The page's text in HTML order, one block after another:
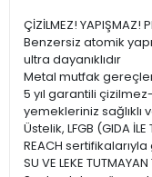
ÇİZİLMEZ! YAPIŞMAZ!
Benzersiz atomik
ultra dayanıklıdır
Metal mutfak
5 yıl garantili
yemekleriniz sağlıklı
Üstelik, LFGB (GIDA İLE
REACH
SU VE LEKE